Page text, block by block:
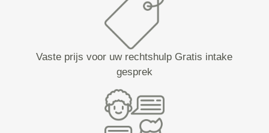
Vaste prijs voor uw rechtshulp Gratis intake
gesprek